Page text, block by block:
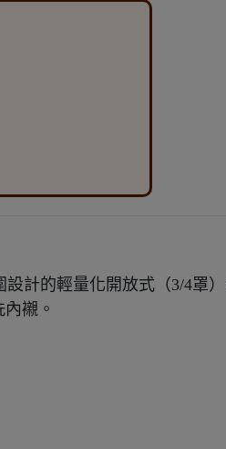
設計的輕量化開放式（3/4
襯。